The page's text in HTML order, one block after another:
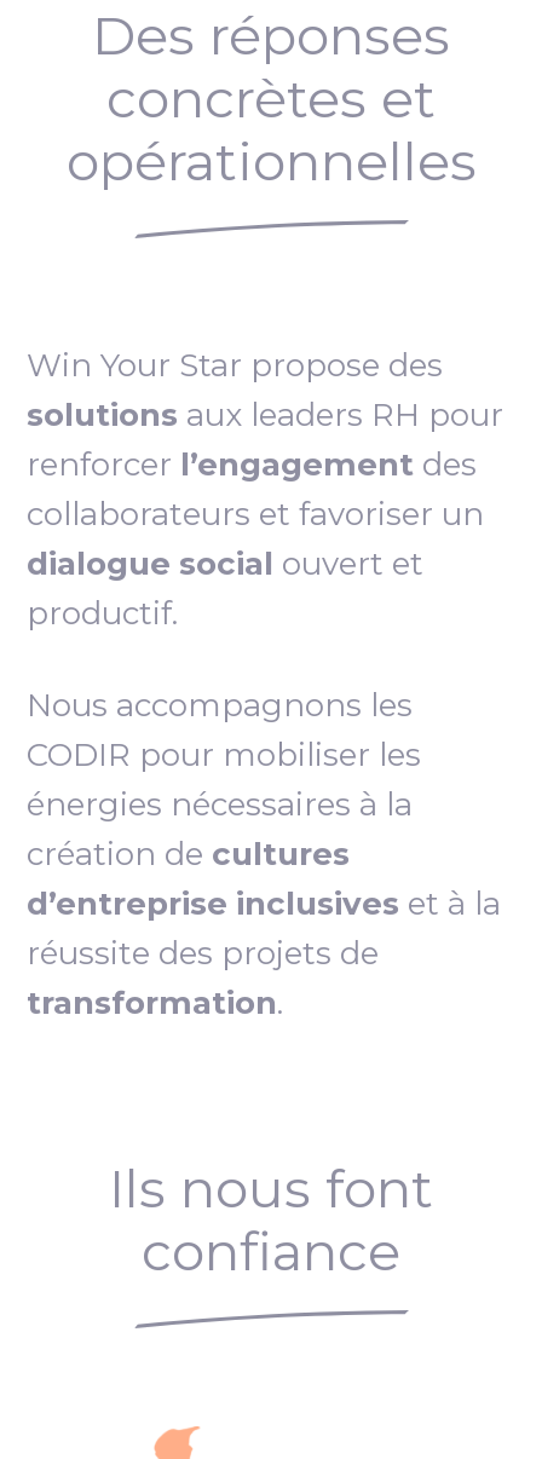
Des réponses
concrètes et
opérationnelles
Win Your Star propose des
solutions aux leaders RH pour
renforcer l’engagement des
collaborateurs et favoriser un
dialogue social ouvert et
productif.
Nous accompagnons les
CODIR pour mobiliser les
énergies nécessaires à la
création de cultures
d’entreprise inclusives et à la
réussite des projets de
transformation.
Ils nous font
confiance